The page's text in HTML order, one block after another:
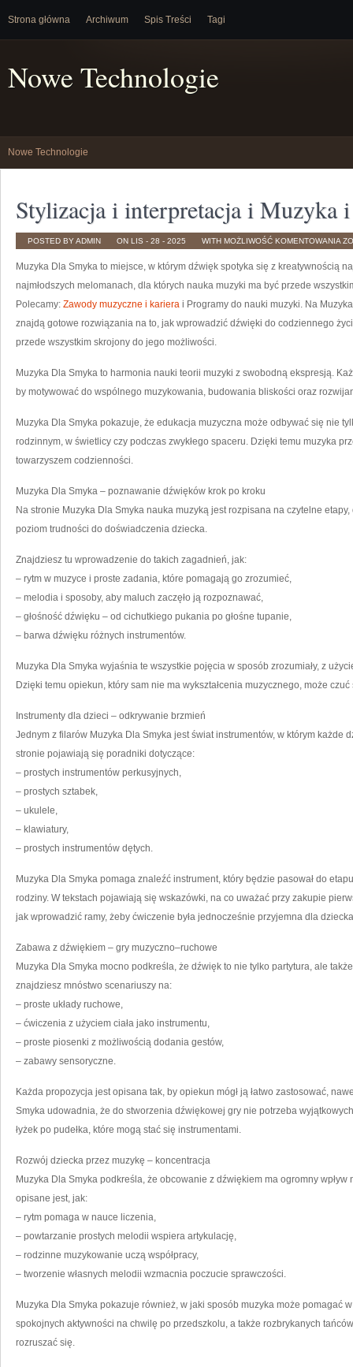
Strona główna Archiwum Spis Treści Tagi
Nowe Technologie
Nowe Technologie
Stylizacja i interpretacja i Muzyka
POSTED BY ADMIN ON LIS - 28 - 2025 WITH MOŻLIWOŚĆ KOMENTOWANIA
I
I
I
Muzyka Dla Smyka to miejsce, w którym dźwięk spotyka się z kreatywnością
najmłodszych melomanach, dla których nauka muzyki ma być przede
Polecamy: Zawody muzyczne i kariera i Programy do nauki muzyki. Na
znajdą gotowe rozwiązania na to, jak wprowadzić dźwięki do codziennego
przede wszystkim skrojony do jego możliwości.
Muzyka Dla Smyka to harmonia nauki teorii muzyki z swobodną ekspresją.
by motywować do wspólnego muzykowania, budowania bliskości oraz
Muzyka Dla Smyka pokazuje, że edukacja muzyczna może odbywać się nie
rodzinnym, w świetlicy czy podczas zwykłego spaceru. Dzięki temu muzyka
towarzyszem codzienności.
Muzyka Dla Smyka – poznawanie dźwięków krok po kroku
Na stronie Muzyka Dla Smyka nauka muzyką jest rozpisana na czytelne
poziom trudności do doświadczenia dziecka.
Znajdziesz tu wprowadzenie do takich zagadnień, jak:
– rytm w muzyce i proste zadania, które pomagają go zrozumieć,
– melodia i sposoby, aby maluch zaczęło ją rozpoznawać,
– głośność dźwięku – od cichutkiego pukania po głośne tupanie,
– barwa dźwięku różnych instrumentów.
Muzyka Dla Smyka wyjaśnia te wszystkie pojęcia w sposób zrozumiały, z
Dzięki temu opiekun, który sam nie ma wykształcenia muzycznego, może
Instrumenty dla dzieci – odkrywanie brzmień
Jednym z filarów Muzyka Dla Smyka jest świat instrumentów, w którym każde
stronie pojawiają się poradniki dotyczące:
– prostych instrumentów perkusyjnych,
– prostych sztabek,
– ukulele,
– klawiatury,
– prostych instrumentów dętych.
Muzyka Dla Smyka pomaga znaleźć instrument, który będzie pasował do
rodziny. W tekstach pojawiają się wskazówki, na co uważać przy zakupie
jak wprowadzić ramy, żeby ćwiczenie była jednocześnie przyjemna dla
Zabawa z dźwiękiem – gry muzyczno–ruchowe
Muzyka Dla Smyka mocno podkreśla, że dźwięk to nie tylko partytura, ale
znajdziesz mnóstwo scenariuszy na:
– proste układy ruchowe,
– ćwiczenia z użyciem ciała jako instrumentu,
– proste piosenki z możliwością dodania gestów,
– zabawy sensoryczne.
Każda propozycja jest opisana tak, by opiekun mógł ją łatwo zastosować,
Smyka udowadnia, że do stworzenia dźwiękowej gry nie potrzeba
łyżek po pudełka, które mogą stać się instrumentami.
Rozwój dziecka przez muzykę – koncentracja
Muzyka Dla Smyka podkreśla, że obcowanie z dźwiękiem ma ogromny
opisane jest, jak:
– rytm pomaga w nauce liczenia,
– powtarzanie prostych melodii wspiera artykulację,
– rodzinne muzykowanie uczą współpracy,
– tworzenie własnych melodii wzmacnia poczucie sprawczości.
Muzyka Dla Smyka pokazuje również, w jaki sposób muzyka może pomagać
spokojnych aktywności na chwilę po przedszkolu, a także rozbrykanych
rozruszać się.